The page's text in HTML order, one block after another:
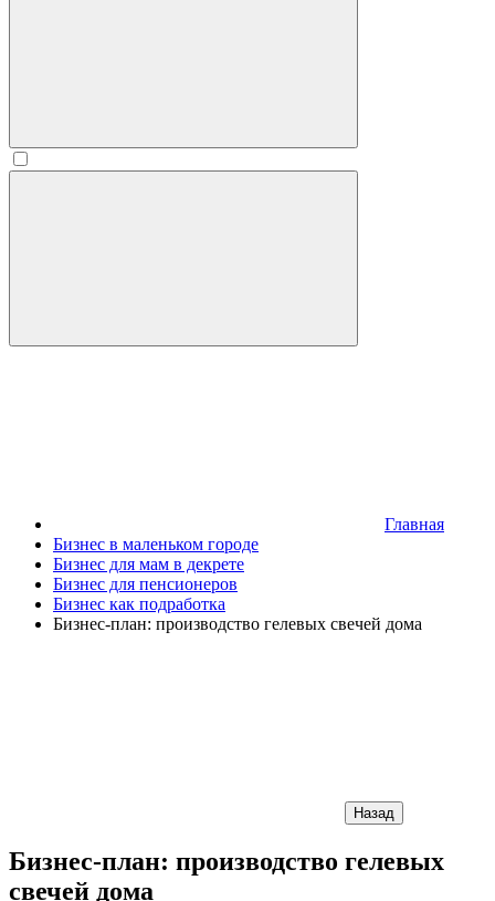
Главная
Бизнес в маленьком городе
Бизнес для мам в декрете
Бизнес для пенсионеров
Бизнес как подработка
Бизнес-план: производство гелевых свечей дома
Назад
Бизнес-план: производство гелевых
свечей дома